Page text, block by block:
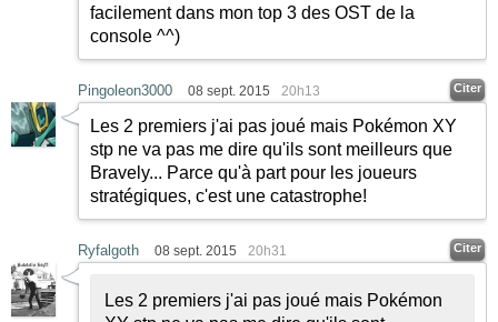
facilement dans mon top 3 des OST de la
console ^^)
Pingoleon3000 08 sept. 2015 20h13 Citer
Les 2 premiers j'ai pas joué mais Pokémon XY
stp ne va pas me dire qu'ils sont meilleurs que
Bravely... Parce qu'à part pour les joueurs
stratégiques, c'est une catastrophe!
Ryfalgoth 08 sept. 2015 20h31 Citer
Les 2 premiers j'ai pas joué mais Pokémon